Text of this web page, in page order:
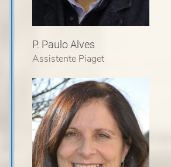
P. Paulo Alves
Assistente Piaget